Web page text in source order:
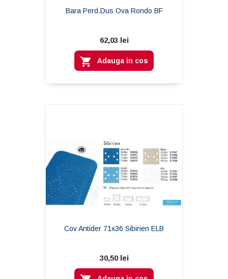
Bara Perd.dus Ova Rondo BF
62,03 lei
 Adauga in cos
Cov Antider 71x36 Sibirien ELB
30,50 lei